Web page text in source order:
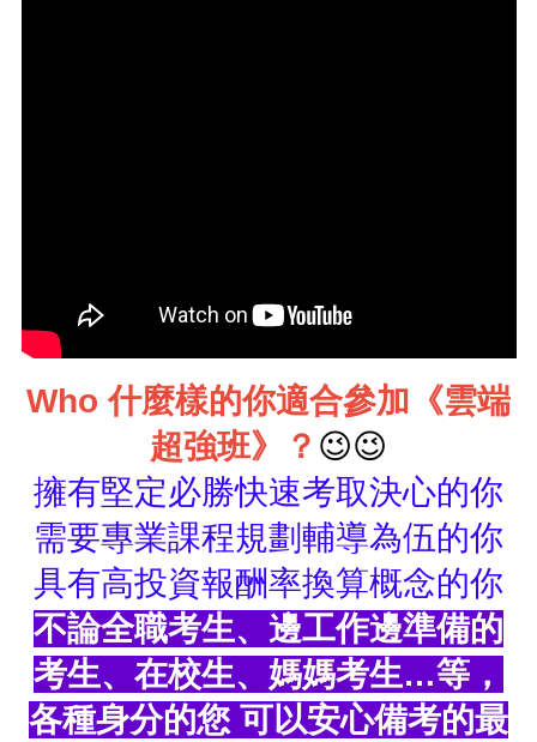
Who 什麼樣的你適合參加《雲端
超強班》？ 😉😉
擁有堅定必勝快速考取決心的你
需要專業課程規劃輔導為伍的你
具有高投資報酬率換算概念的你
不論全職考生、邊工作邊準備的
考生、在校生、媽媽考生…等，
各種身分的您 可以安心備考的最